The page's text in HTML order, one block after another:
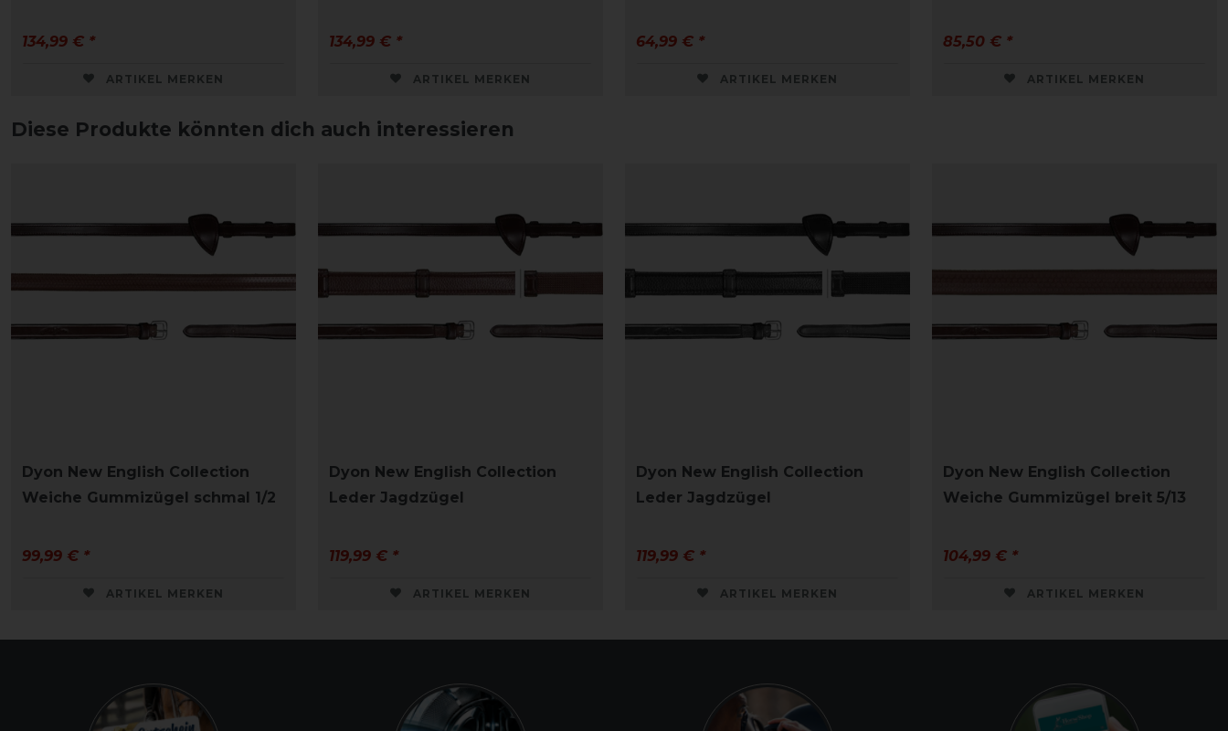
134,99 € *
ARTIKEL MERKEN
134,99 € *
ARTIKEL MERKEN
64,99 € *
ARTIKEL MERKEN
85,50 € *
ARTIKEL MERKEN
Diese Produkte könnten dich auch interessieren
Dyon New English Collection
Weiche Gummizügel schmal 1/2
99,99 € *
ARTIKEL MERKEN
Dyon New English Collection
Leder Jagdzügel
119,99 € *
ARTIKEL MERKEN
Dyon New English Collection
Leder Jagdzügel
119,99 € *
ARTIKEL MERKEN
Dyon New English Collection
Weiche Gummizügel breit 5/13
104,99 € *
ARTIKEL MERKEN